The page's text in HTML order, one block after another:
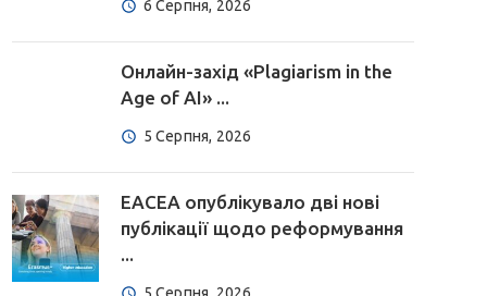
6 Серпня, 2026
Онлайн-захід «Plagiarism in the
Age of AI» ...
5 Серпня, 2026
EACEA опублікувало дві нові
публікації щодо реформування
...